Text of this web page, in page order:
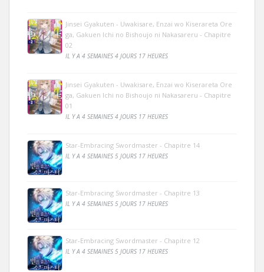
Jinsei Gyakuten - Uwakisare, Enzai wo Kiserareta Ore
ga, Gakuen Ichi no Bishoujo ni Nakasareru - Chapitre
02
IL Y A 4 SEMAINES 4 JOURS 17 HEURES
Jinsei Gyakuten - Uwakisare, Enzai wo Kiserareta Ore
ga, Gakuen Ichi no Bishoujo ni Nakasareru - Chapitre
01
IL Y A 4 SEMAINES 4 JOURS 17 HEURES
Star-Embracing Swordmaster - Chapitre 14
IL Y A 4 SEMAINES 5 JOURS 17 HEURES
Star-Embracing Swordmaster - Chapitre 13
IL Y A 4 SEMAINES 5 JOURS 17 HEURES
Star-Embracing Swordmaster - Chapitre 12
IL Y A 4 SEMAINES 5 JOURS 17 HEURES